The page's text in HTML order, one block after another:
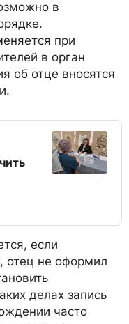
в
при
в орган
об отце вносятся
если
отец не оформил
делах запись
часто